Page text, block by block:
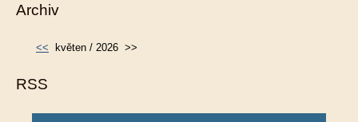
Archiv
<< květen / 2026 >>
RSS